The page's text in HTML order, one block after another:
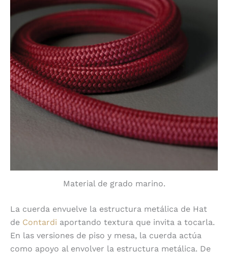
Material de grado marino.
La cuerda envuelve la estructura metálica de Hat
de Contardi aportando textura que invita a tocarla.
En las versiones de piso y mesa, la cuerda actúa
como apoyo al envolver la estructura metálica. De